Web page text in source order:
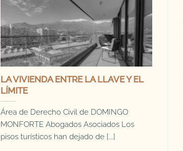
LA VIVIENDA ENTRE LA LLAVE Y EL
LÍMITE
Área de Derecho Civil de DOMINGO
MONFORTE Abogados Asociados Los
pisos turísticos han dejado de [...]